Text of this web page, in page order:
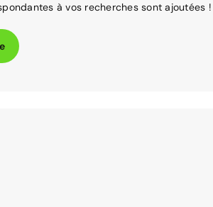
à vos recherches sont ajoutées !